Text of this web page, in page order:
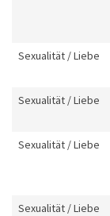
Sexualität / Liebe
Sexualität / Liebe
Sexualität / Liebe
Sexualität / Liebe